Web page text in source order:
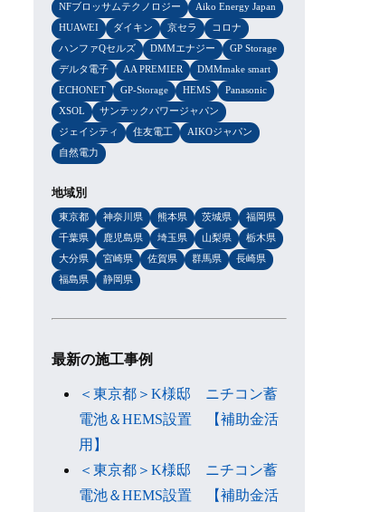
NFブロッサムテクノロジー
Aiko Energy Japan
HUAWEI
ダイキン 京セラ
コロナ
ハンファQセルズ
DMMエナジー
GP Storage
デルタ電子
AA PREMIER
DMMmake smart
ECHONET
GP-Storage HEMS
Panasonic
XSOL
サンテックパワージャパン
ジェイシティ
住友電工
AIKOジャパン
自然電力
地域別
東京都 神奈川県 熊本県 茨城県
福岡県
千葉県
鹿児島県 埼玉県 山梨県
栃木県
大分県
宮崎県 佐賀県 群馬県
長崎県
福島県
静岡県
最新の施工事例
＜東京都＞K様邸 ニチコン蓄
電池＆HEMS設置 【補助金活
用】
＜東京都＞K様邸 ニチコン蓄
電池＆HEMS設置 【補助金活